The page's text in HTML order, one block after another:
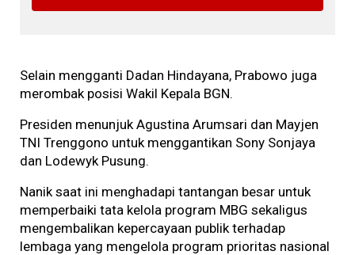
Selain mengganti Dadan Hindayana, Prabowo juga
merombak posisi Wakil Kepala BGN.
Presiden menunjuk Agustina Arumsari dan Mayjen
TNI Trenggono untuk menggantikan Sony Sonjaya
dan Lodewyk Pusung.
Nanik saat ini menghadapi tantangan besar untuk
memperbaiki tata kelola program MBG sekaligus
mengembalikan kepercayaan publik terhadap
lembaga yang mengelola program prioritas nasional